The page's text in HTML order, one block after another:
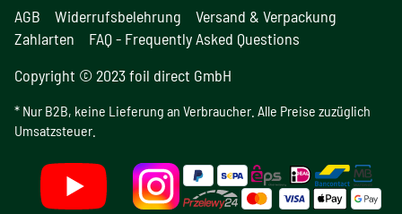
AGB Widerrufsbelehrung
Versand & Verpackung
Zahlarten
FAQ - Frequently Asked Questions
Copyright © 2023 foil direct GmbH
* Nur B2B, keine Lieferung an Verbraucher. Alle Preise zuzüglich
Umsatzsteuer.